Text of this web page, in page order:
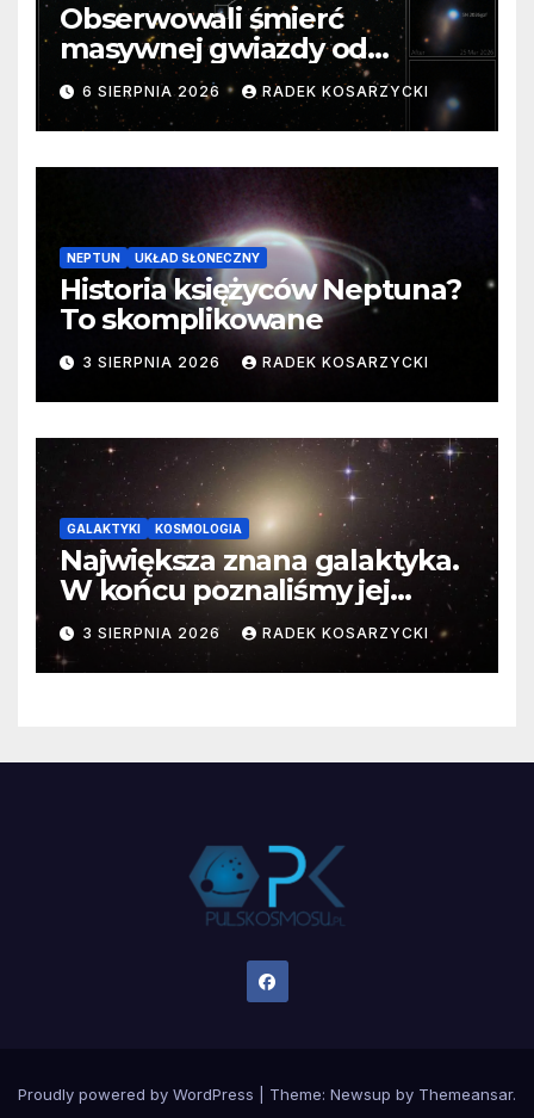
Obserwowali śmierć
masywnej gwiazdy od
samego początku. Niezwykle
cenne dane
6 SIERPNIA 2026 RADEK KOSARZYCKI
NEPTUN UKŁAD SŁONECZNY
Historia księżyców Neptuna?
To skomplikowane
3 SIERPNIA 2026 RADEK KOSARZYCKI
GALAKTYKI KOSMOLOGIA
Największa znana galaktyka.
W końcu poznaliśmy jej
faktyczne wymiary
3 SIERPNIA 2026 RADEK KOSARZYCKI
Proudly powered by WordPress Theme: Newsup by Themeansar.